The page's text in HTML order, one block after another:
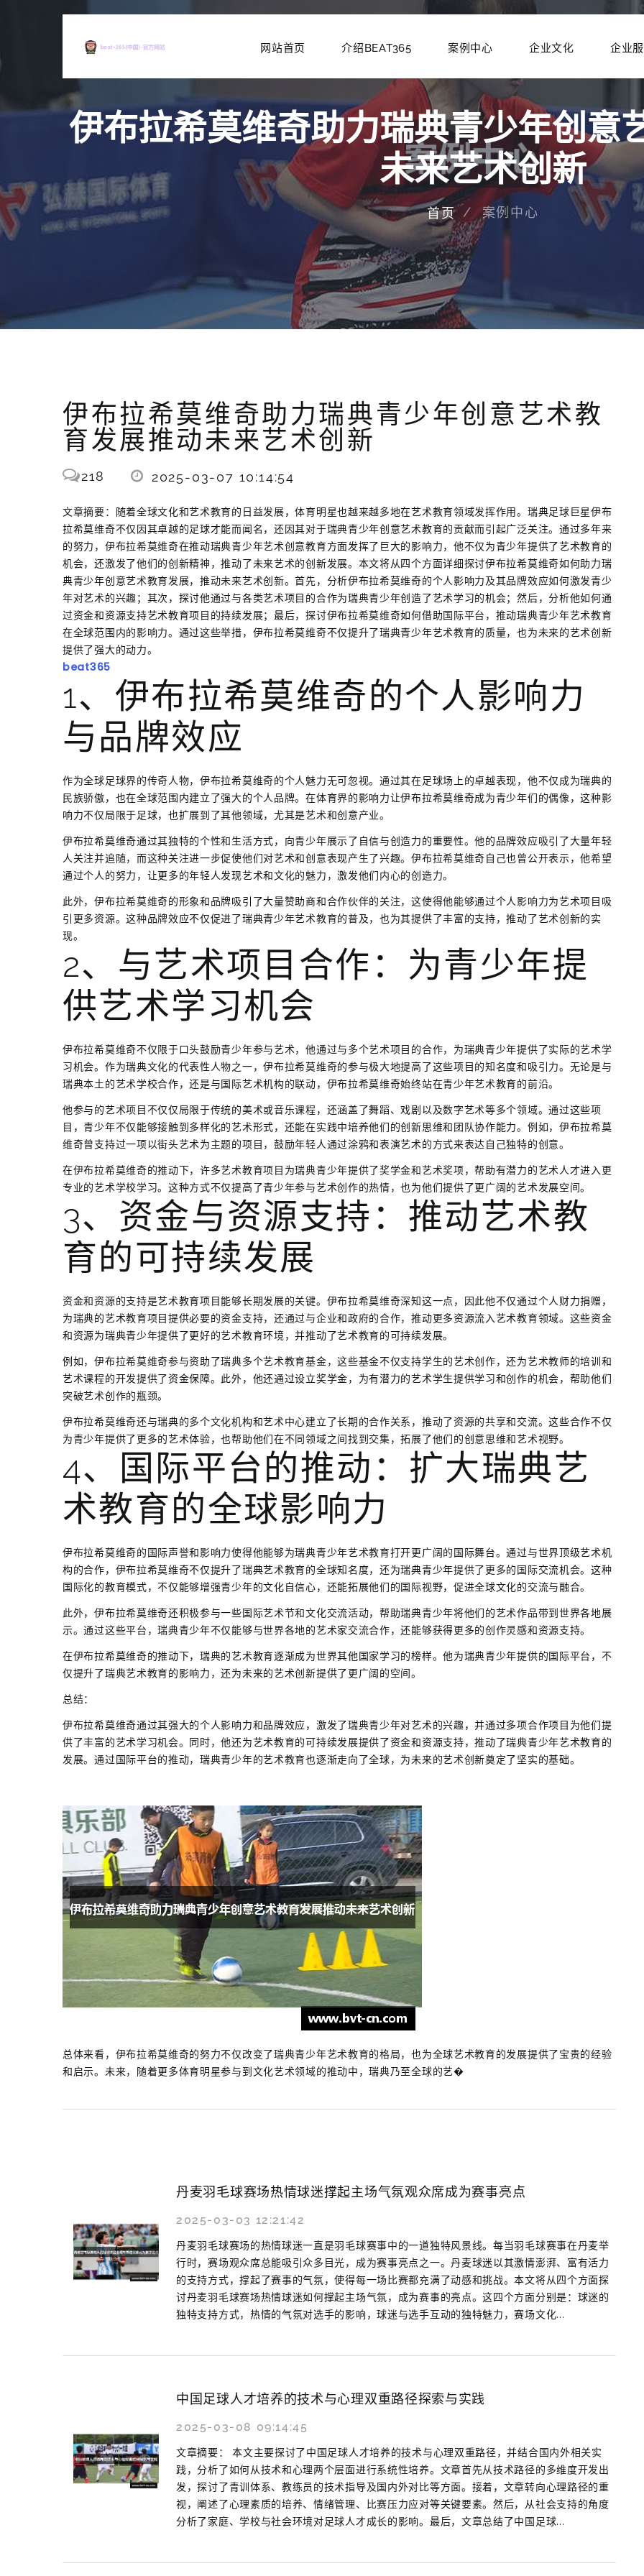
网站首页 介绍BEAT365 案例中心 企业文化 企业
伊布拉希莫维奇助力瑞典青少年创意
未来艺术创新
首页 案例中心
伊布拉希莫维奇助力瑞典青少年创意艺术教
育发展推动未来艺术创新
218 2025-03-07 10:14:54
文章摘要：随着全球文化和艺术教育的日益发展，体育明星也越来越多地在艺术教育领域发挥作用。瑞典足球巨星伊布
拉希莫维奇不仅因其卓越的足球才能而闻名，还因其对于瑞典青少年创意艺术教育的贡献而引起广泛关注。通过多年来
的努力，伊布拉希莫维奇在推动瑞典青少年艺术创意教育方面发挥了巨大的影响力，他不仅为青少年提供了艺术教育的
机会，还激发了他们的创新精神，推动了未来艺术的创新发展。本文将从四个方面详细探讨伊布拉希莫维奇如何助力瑞
典青少年创意艺术教育发展，推动未来艺术创新。首先，分析伊布拉希莫维奇的个人影响力及其品牌效应如何激发青少
年对艺术的兴趣；其次，探讨他通过与各类艺术项目的合作为瑞典青少年创造了艺术学习的机会；然后，分析他如何通
过资金和资源支持艺术教育项目的持续发展；最后，探讨伊布拉希莫维奇如何借助国际平台，推动瑞典青少年艺术教育
在全球范围内的影响力。通过这些举措，伊布拉希莫维奇不仅提升了瑞典青少年艺术教育的质量，也为未来的艺术创新
提供了强大的动力。
beat365
1、伊布拉希莫维奇的个人影响力
与品牌效应
作为全球足球界的传奇人物，伊布拉希莫维奇的个人魅力无可忽视。通过其在足球场上的卓越表现，他不仅成为瑞典的
民族骄傲，也在全球范围内建立了强大的个人品牌。在体育界的影响力让伊布拉希莫维奇成为青少年们的偶像，这种影
响力不仅局限于足球，也扩展到了其他领域，尤其是艺术和创意产业。
伊布拉希莫维奇通过其独特的个性和生活方式，向青少年展示了自信与创造力的重要性。他的品牌效应吸引了大量年轻
人关注并追随，而这种关注进一步促使他们对艺术和创意表现产生了兴趣。伊布拉希莫维奇自己也曾公开表示，他希望
通过个人的努力，让更多的年轻人发现艺术和文化的魅力，激发他们内心的创造力。
此外，伊布拉希莫维奇的形象和品牌吸引了大量赞助商和合作伙伴的关注，这使得他能够通过个人影响力为艺术项目吸
引更多资源。这种品牌效应不仅促进了瑞典青少年艺术教育的普及，也为其提供了丰富的支持，推动了艺术创新的实
现。
2、与艺术项目合作：为青少年提
供艺术学习机会
伊布拉希莫维奇不仅限于口头鼓励青少年参与艺术，他通过与多个艺术项目的合作，为瑞典青少年提供了实际的艺术学
习机会。作为瑞典文化的代表性人物之一，伊布拉希莫维奇的参与极大地提高了这些项目的知名度和吸引力。无论是与
瑞典本土的艺术学校合作，还是与国际艺术机构的联动，伊布拉希莫维奇始终站在青少年艺术教育的前沿。
他参与的艺术项目不仅仅局限于传统的美术或音乐课程，还涵盖了舞蹈、戏剧以及数字艺术等多个领域。通过这些项
目，青少年不仅能够接触到多样化的艺术形式，还能在实践中培养他们的创新思维和团队协作能力。例如，伊布拉希莫
维奇曾支持过一项以街头艺术为主题的项目，鼓励年轻人通过涂鸦和表演艺术的方式来表达自己独特的创意。
在伊布拉希莫维奇的推动下，许多艺术教育项目为瑞典青少年提供了奖学金和艺术奖项，帮助有潜力的艺术人才进入更
专业的艺术学校学习。这种方式不仅提高了青少年参与艺术创作的热情，也为他们提供了更广阔的艺术发展空间。
3、资金与资源支持：推动艺术教
育的可持续发展
资金和资源的支持是艺术教育项目能够长期发展的关键。伊布拉希莫维奇深知这一点，因此他不仅通过个人财力捐赠，
为瑞典的艺术教育项目提供必要的资金支持，还通过与企业和政府的合作，推动更多资源流入艺术教育领域。这些资金
和资源为瑞典青少年提供了更好的艺术教育环境，并推动了艺术教育的可持续发展。
例如，伊布拉希莫维奇参与资助了瑞典多个艺术教育基金，这些基金不仅支持学生的艺术创作，还为艺术教师的培训和
艺术课程的开发提供了资金保障。此外，他还通过设立奖学金，为有潜力的艺术学生提供学习和创作的机会，帮助他们
突破艺术创作的瓶颈。
伊布拉希莫维奇还与瑞典的多个文化机构和艺术中心建立了长期的合作关系，推动了资源的共享和交流。这些合作不仅
为青少年提供了更多的艺术体验，也帮助他们在不同领域之间找到交集，拓展了他们的创意思维和艺术视野。
4、国际平台的推动：扩大瑞典艺
术教育的全球影响力
伊布拉希莫维奇的国际声誉和影响力使得他能够为瑞典青少年艺术教育打开更广阔的国际舞台。通过与世界顶级艺术机
构的合作，伊布拉希莫维奇不仅提升了瑞典艺术教育的全球知名度，还为瑞典青少年提供了更多的国际交流机会。这种
国际化的教育模式，不仅能够增强青少年的文化自信心，还能拓展他们的国际视野，促进全球文化的交流与融合。
此外，伊布拉希莫维奇还积极参与一些国际艺术节和文化交流活动，帮助瑞典青少年将他们的艺术作品带到世界各地展
示。通过这些平台，瑞典青少年不仅能够与世界各地的艺术家交流合作，还能够获得更多的创作灵感和资源支持。
在伊布拉希莫维奇的推动下，瑞典的艺术教育逐渐成为世界其他国家学习的榜样。他为瑞典青少年提供的国际平台，不
仅提升了瑞典艺术教育的影响力，还为未来的艺术创新提供了更广阔的空间。
总结：
伊布拉希莫维奇通过其强大的个人影响力和品牌效应，激发了瑞典青少年对艺术的兴趣，并通过多项合作项目为他们提
供了丰富的艺术学习机会。同时，他还为艺术教育的可持续发展提供了资金和资源支持，推动了瑞典青少年艺术教育的
发展。通过国际平台的推动，瑞典青少年的艺术教育也逐渐走向了全球，为未来的艺术创新奠定了坚实的基础。
总体来看，伊布拉希莫维奇的努力不仅改变了瑞典青少年艺术教育的格局，也为全球艺术教育的发展提供了宝贵的经验
和启示。未来，随着更多体育明星参与到文化艺术领域的推动中，瑞典乃至全球的艺�
丹麦羽毛球赛场热情球迷撑起主场气氛观众席成为赛事亮点
2025-03-03 12:21:42
丹麦羽毛球赛场的热情球迷一直是羽毛球赛事中的一道独特风景线。每当羽毛球赛事在丹麦举
行时，赛场观众席总能吸引众多目光，成为赛事亮点之一。丹麦球迷以其激情澎湃、富有活力
的支持方式，撑起了赛事的气氛，使得每一场比赛都充满了动感和挑战。本文将从四个方面探
讨丹麦羽毛球赛场热情球迷如何撑起主场气氛，成为赛事的亮点。这四个方面分别是：球迷的
独特支持方式，热情的气氛对选手的影响，球迷与选手互动的独特魅力，赛场文化...
中国足球人才培养的技术与心理双重路径探索与实践
2025-03-08 09:14:45
文章摘要： 本文主要探讨了中国足球人才培养的技术与心理双重路径，并结合国内外相关实
践，分析了如何从技术和心理两个层面进行系统性培养。文章首先从技术路径的多维度开发出
发，探讨了青训体系、教练员的技术指导及国内外对比等方面。接着，文章转向心理路径的重
视，阐述了心理素质的培养、情绪管理、比赛压力应对等关键要素。然后，从社会支持的角度
分析了家庭、学校与社会环境对足球人才成长的影响。最后，文章总结了中国足球...